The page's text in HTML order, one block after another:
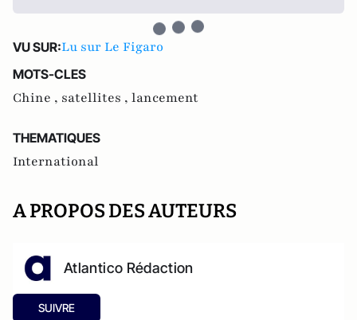
VU SUR:Lu sur Le Figaro
MOTS-CLES
Chine , satellites , lancement
THEMATIQUES
International
A PROPOS DES AUTEURS
Atlantico Rédaction
SUIVRE